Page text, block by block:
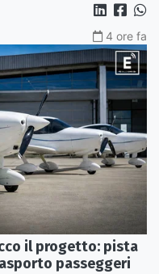
4 ore fa
il progetto: pista
passeggeri